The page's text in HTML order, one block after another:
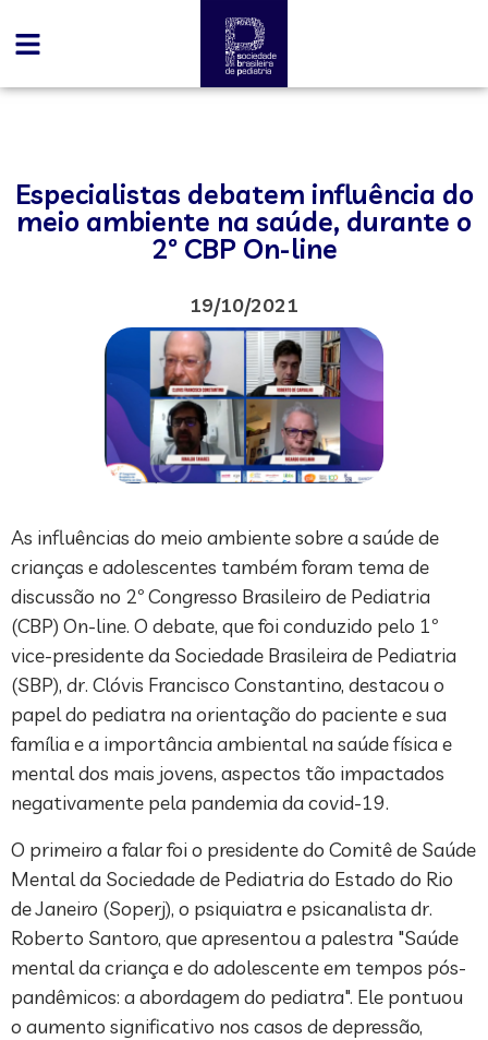
Especialistas debatem influência do
meio ambiente na saúde, durante o
2º CBP On-line
19/10/2021
As influências do meio ambiente sobre a saúde de
crianças e adolescentes também foram tema de
discussão no 2º Congresso Brasileiro de Pediatria
(CBP) On-line. O debate, que foi conduzido pelo 1º
vice-presidente da Sociedade Brasileira de Pediatria
(SBP), dr. Clóvis Francisco Constantino, destacou o
papel do pediatra na orientação do paciente e sua
família e a importância ambiental na saúde física e
mental dos mais jovens, aspectos tão impactados
negativamente pela pandemia da covid-19.
O primeiro a falar foi o presidente do Comitê de Saúde
Mental da Sociedade de Pediatria do Estado do Rio
de Janeiro (Soperj), o psiquiatra e psicanalista dr.
Roberto Santoro, que apresentou a palestra "Saúde
mental da criança e do adolescente em tempos pós-
pandêmicos: a abordagem do pediatra". Ele pontuou
o aumento significativo nos casos de depressão,